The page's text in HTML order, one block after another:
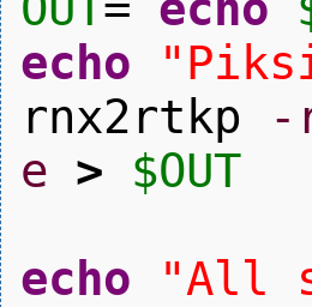
echo
rnx2rtkp
-
e > $OUT
echo
"All